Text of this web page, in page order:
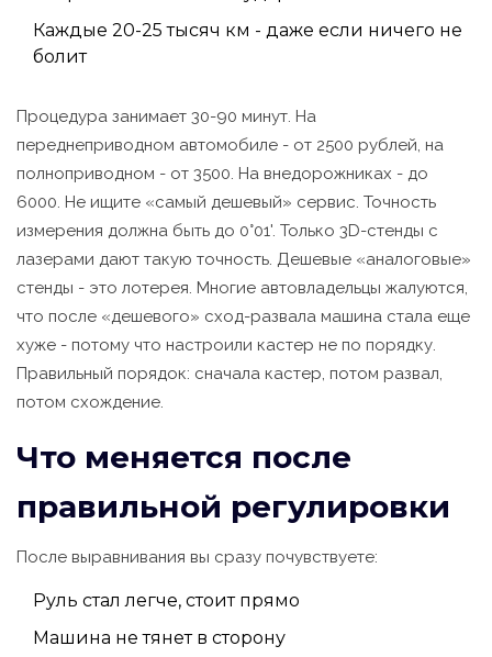
Каждые 20-25 тысяч км - даже если ничего не
болит
Процедура занимает 30-90 минут. На
переднеприводном автомобиле - от 2500 рублей, на
полноприводном - от 3500. На внедорожниках - до
6000. Не ищите «самый дешевый» сервис. Точность
измерения должна быть до 0°01'. Только 3D-стенды с
лазерами дают такую точность. Дешевые «аналоговые»
стенды - это лотерея. Многие автовладельцы жалуются,
что после «дешевого» сход-развала машина стала еще
хуже - потому что настроили кастер не по порядку.
Правильный порядок: сначала кастер, потом развал,
потом схождение.
Что меняется после
правильной регулировки
После выравнивания вы сразу почувствуете:
Руль стал легче, стоит прямо
Машина не тянет в сторону